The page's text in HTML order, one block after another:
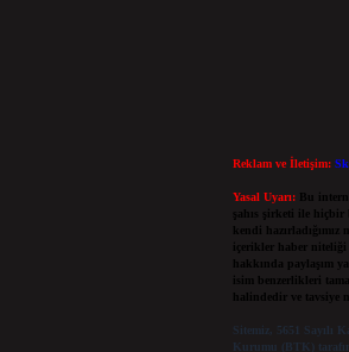
Reklam ve İletişim:
Yasal Uyarı:
Bu
şahıs şirketi ile hiçbir
kendi
içerikler haber niteliği
hakkında paylaşım
isim benzerlikleri
halindedir ve tavsiye
Sitemiz, 5651 Sayılı
Kurumu (BTK)